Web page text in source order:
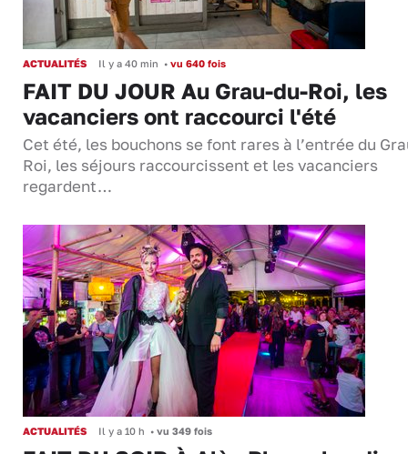
ACTUALITÉS Il y a 40 min • vu 640 fois
FAIT DU JOUR Au Grau-du-Roi, les
vacanciers ont raccourci l'été
Cet été, les bouchons se font rares à l’entrée du
Roi, les séjours raccourcissent et les vacanciers
regardent…
ACTUALITÉS Il y a 10 h • vu 349 fois